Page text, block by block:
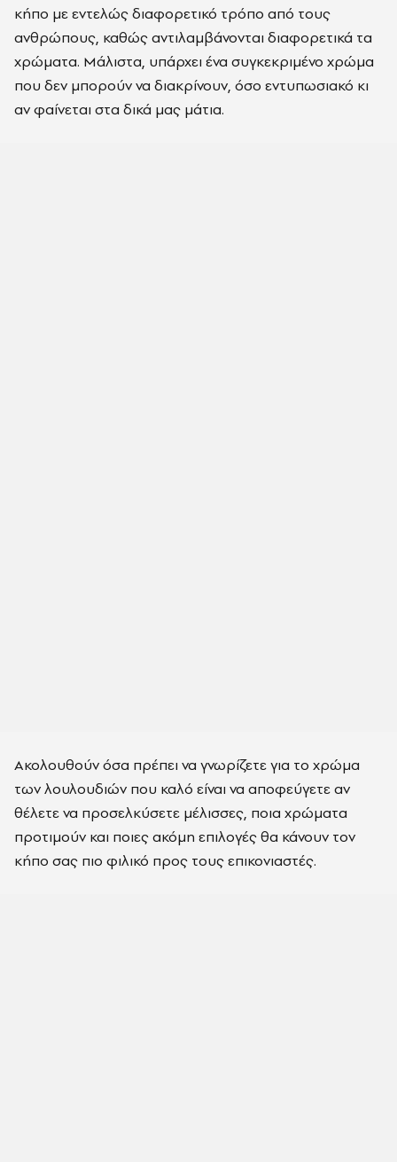
κήπο με εντελώς διαφορετικό τρόπο από τους
ανθρώπους, καθώς αντιλαμβάνονται διαφορετικά τα
χρώματα. Μάλιστα, υπάρχει ένα συγκεκριμένο χρώμα
που δεν μπορούν να διακρίνουν, όσο εντυπωσιακό κι
αν φαίνεται στα δικά μας μάτια.
Ακολουθούν όσα πρέπει να γνωρίζετε για το χρώμα
των λουλουδιών που καλό είναι να αποφεύγετε αν
θέλετε να προσελκύσετε μέλισσες, ποια χρώματα
προτιμούν και ποιες ακόμη επιλογές θα κάνουν τον
κήπο σας πιο φιλικό προς τους επικονιαστές.